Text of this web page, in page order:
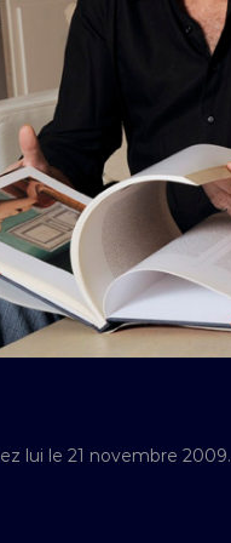
lui le 21 novembre 2009.